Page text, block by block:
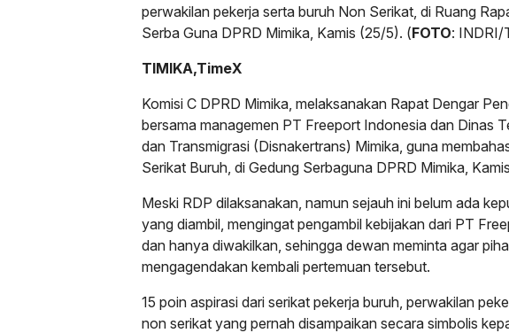
perwakilan pekerja serta buruh Non Serikat, di Ruang
Serba Guna DPRD Mimika, Kamis (25/5). (FOTO: INDRI/
TIMIKA,TimeX
Komisi C DPRD Mimika, melaksanakan Rapat Dengar
bersama managemen PT Freeport Indonesia dan Dinas
dan Transmigrasi (Disnakertrans) Mimika, guna
Serikat Buruh, di Gedung Serbaguna DPRD Mimika,
Meski RDP dilaksanakan, namun sejauh ini belum ada
yang diambil, mengingat pengambil kebijakan dari PT
dan hanya diwakilkan, sehingga dewan meminta agar
mengagendakan kembali pertemuan tersebut.
15 poin aspirasi dari serikat pekerja buruh, perwakilan
non serikat yang pernah disampaikan secara simbolis